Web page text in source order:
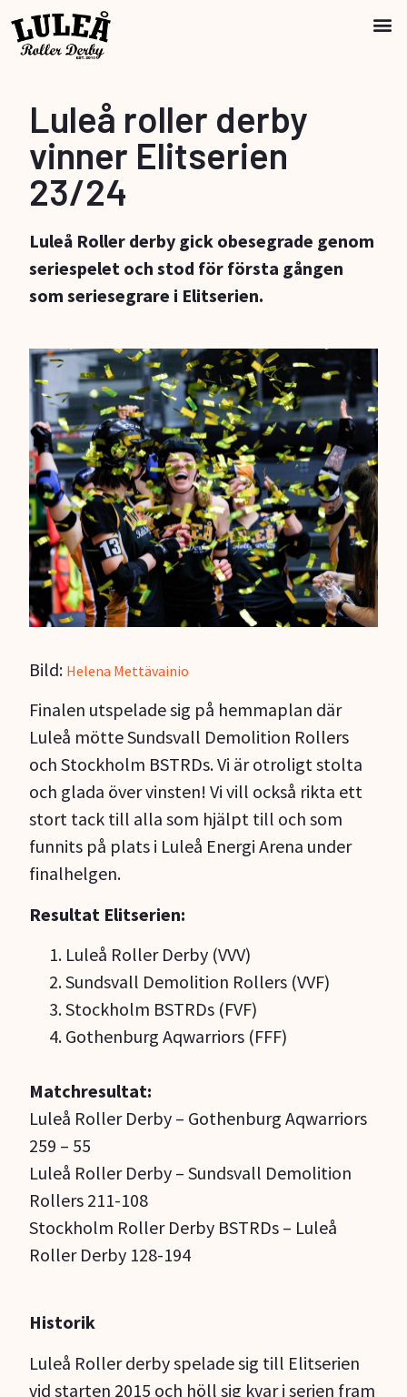
Luleå roller derby
vinner Elitserien
23/24
Luleå Roller derby gick obesegrade genom
seriespelet och stod för första gången
som seriesegrare i Elitserien.
Bild: Helena Mettävainio
Finalen utspelade sig på hemmaplan där
Luleå mötte Sundsvall Demolition Rollers
och Stockholm BSTRDs. Vi är otroligt stolta
och glada över vinsten! Vi vill också rikta ett
stort tack till alla som hjälpt till och som
funnits på plats i Luleå Energi Arena under
finalhelgen.
Resultat Elitserien:
Luleå Roller Derby (VVV)
Sundsvall Demolition Rollers (VVF)
Stockholm BSTRDs (FVF)
Gothenburg Aqwarriors (FFF)
Matchresultat:
Luleå Roller Derby – Gothenburg Aqwarriors
259 – 55
Luleå Roller Derby – Sundsvall Demolition
Rollers 211-108
Stockholm Roller Derby BSTRDs – Luleå
Roller Derby 128-194
Historik
Luleå Roller derby spelade sig till Elitserien
vid starten 2015 och höll sig kvar i serien fram